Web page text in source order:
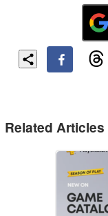
Related Articles